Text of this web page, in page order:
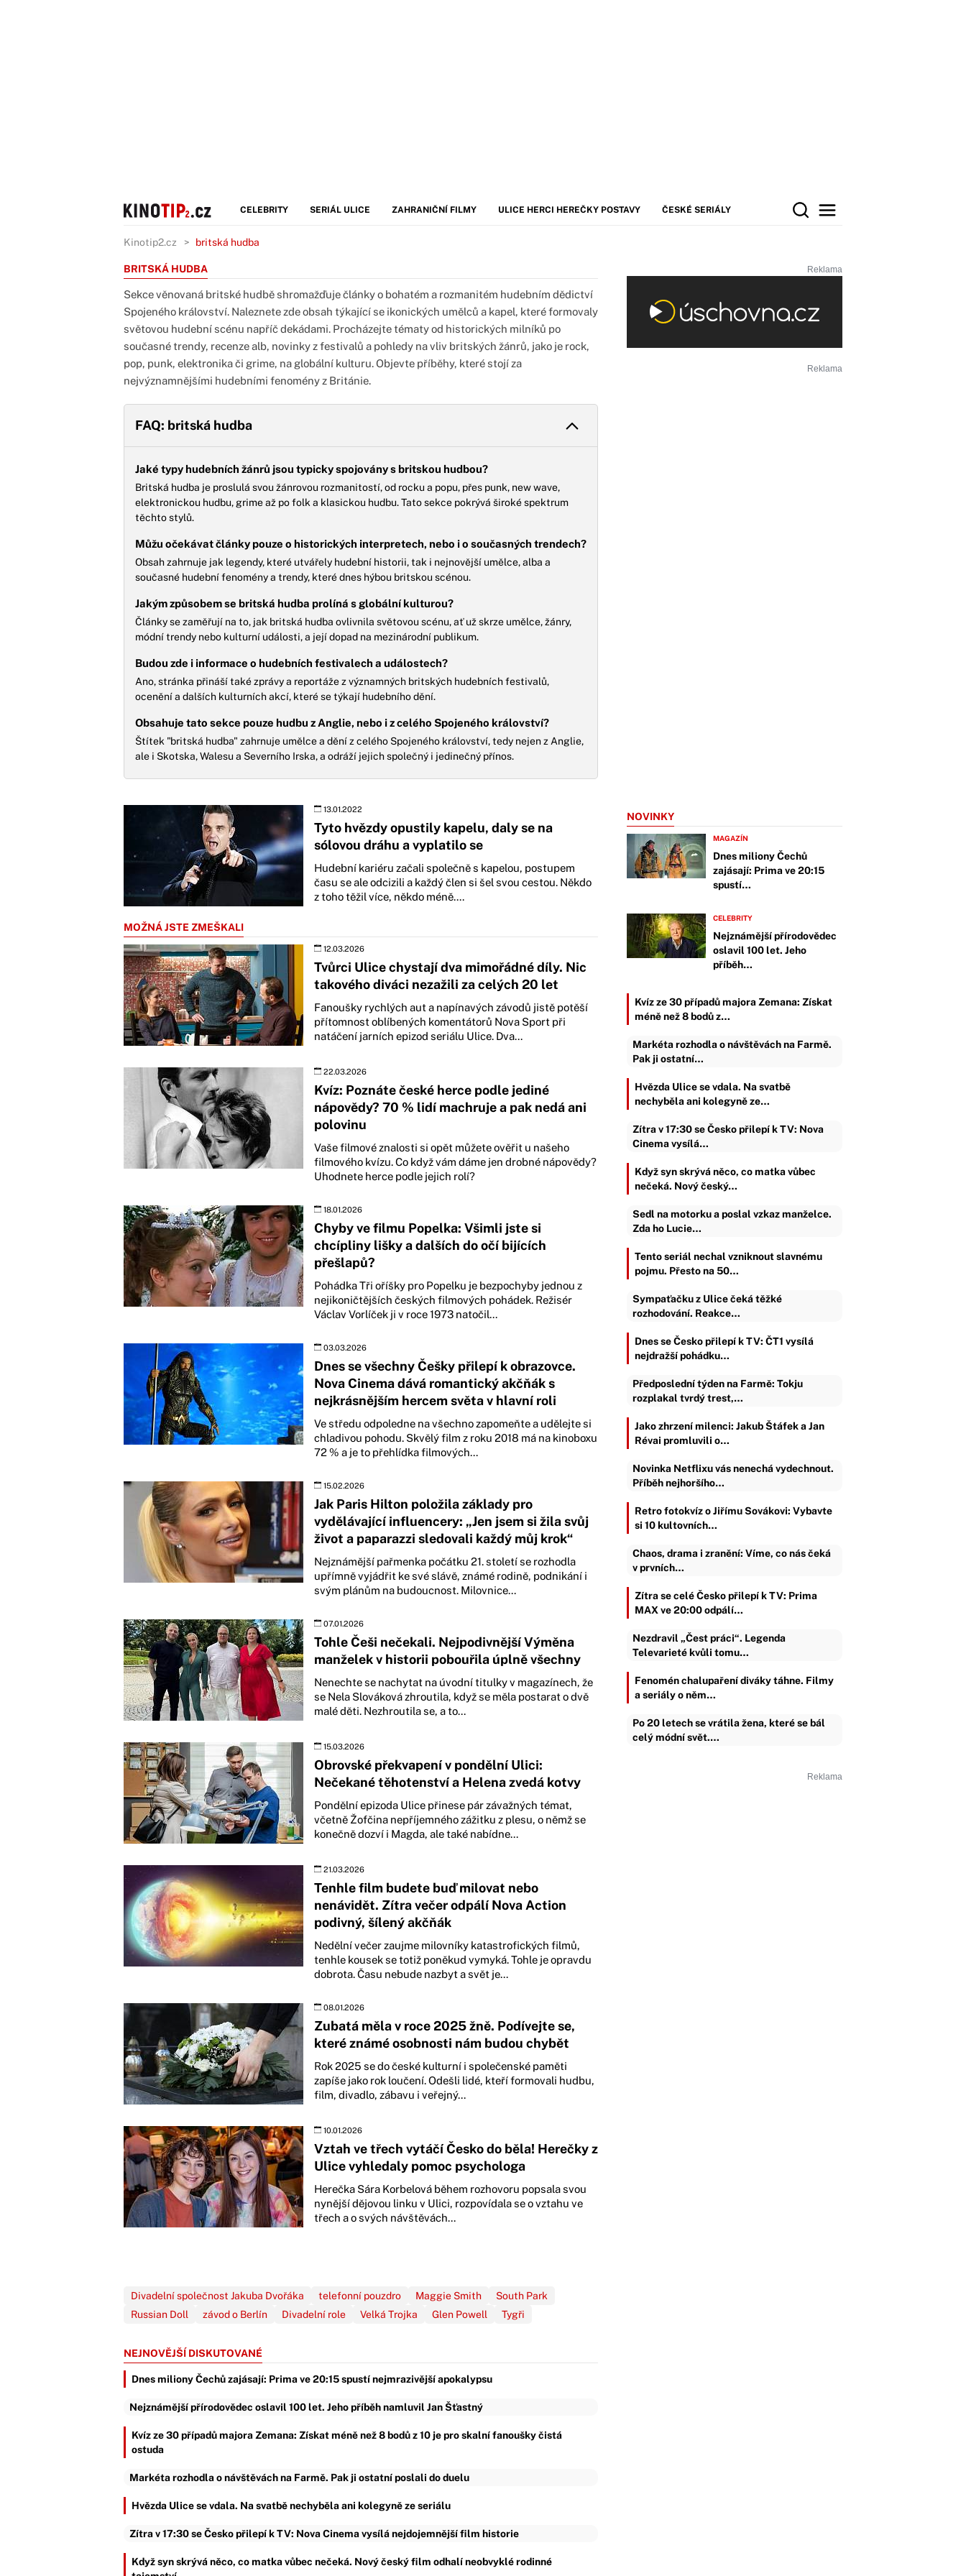
CELEBRITY SERIÁL ULICE ZAHRANIČNÍ FILMY ULICE HERCI HEREČKY POSTAVY ČESKÉ SERIÁLY
Kinotip2.cz britská hudba
BRITSKÁ HUDBA
Sekce věnovaná britské hudbě shromažďuje články o bohatém a rozmanitém hudebním dědictví
Spojeného království. Naleznete zde obsah týkající se ikonických umělců a kapel, které formovaly
světovou hudební scénu napříč dekádami. Procházejte tématy od historických milníků po
současné trendy, recenze alb, novinky z festivalů a pohledy na vliv britských žánrů, jako je rock,
pop, punk, elektronika či grime, na globální kulturu. Objevte příběhy, které stojí za
nejvýznamnějšími hudebními fenomény z Británie.
FAQ: britská hudba
Jaké typy hudebních žánrů jsou typicky spojovány s britskou hudbou?
Britská hudba je proslulá svou žánrovou rozmanitostí, od rocku a popu, přes punk, new wave,
elektronickou hudbu, grime až po folk a klasickou hudbu. Tato sekce pokrývá široké spektrum
těchto stylů.
Můžu očekávat články pouze o historických interpretech, nebo i o současných trendech?
Obsah zahrnuje jak legendy, které utvářely hudební historii, tak i nejnovější umělce, alba a
současné hudební fenomény a trendy, které dnes hýbou britskou scénou.
Jakým způsobem se britská hudba prolíná s globální kulturou?
Články se zaměřují na to, jak britská hudba ovlivnila světovou scénu, ať už skrze umělce, žánry,
módní trendy nebo kulturní události, a její dopad na mezinárodní publikum.
Budou zde i informace o hudebních festivalech a událostech?
Ano, stránka přináší také zprávy a reportáže z významných britských hudebních festivalů,
ocenění a dalších kulturních akcí, které se týkají hudebního dění.
Obsahuje tato sekce pouze hudbu z Anglie, nebo i z celého Spojeného království?
Štítek "britská hudba" zahrnuje umělce a dění z celého Spojeného království, tedy nejen z Anglie,
ale i Skotska, Walesu a Severního Irska, a odráží jejich společný i jedinečný přínos.
13.01.2022
Tyto hvězdy opustily kapelu, daly se na
sólovou dráhu a vyplatilo se
Hudební kariéru začali společně s kapelou, postupem
času se ale odcizili a každý člen si šel svou cestou. Někdo
z toho těžil více, někdo méně....
MOŽNÁ JSTE ZMEŠKALI
12.03.2026
Tvůrci Ulice chystají dva mimořádné díly. Nic
takového diváci nezažili za celých 20 let
Fanoušky rychlých aut a napínavých závodů jistě potěší
přítomnost oblíbených komentátorů Nova Sport při
natáčení jarních epizod seriálu Ulice. Dva...
22.03.2026
Kvíz: Poznáte české herce podle jediné
nápovědy? 70 % lidí machruje a pak nedá ani
polovinu
Vaše filmové znalosti si opět můžete ověřit u našeho
filmového kvízu. Co když vám dáme jen drobné nápovědy?
Uhodnete herce podle jejich rolí?
18.01.2026
Chyby ve filmu Popelka: Všimli jste si
chcípliny lišky a dalších do očí bijících
přešlapů?
Pohádka Tři oříšky pro Popelku je bezpochyby jednou z
nejikoničtějších českých filmových pohádek. Režisér
Václav Vorlíček ji v roce 1973 natočil...
03.03.2026
Dnes se všechny Češky přilepí k obrazovce.
Nova Cinema dává romantický akčňák s
nejkrásnějším hercem světa v hlavní roli
Ve středu odpoledne na všechno zapomeňte a udělejte si
chladivou pohodu. Skvělý film z roku 2018 má na kinoboxu
72 % a je to přehlídka filmových...
15.02.2026
Jak Paris Hilton položila základy pro
vydělávající influencery: „Jen jsem si žila svůj
život a paparazzi sledovali každý můj krok“
Nejznámější pařmenka počátku 21. století se rozhodla
upřímně vyjádřit ke své slávě, známé rodině, podnikání i
svým plánům na budoucnost. Milovnice...
07.01.2026
Tohle Češi nečekali. Nejpodivnější Výměna
manželek v historii pobouřila úplně všechny
Nenechte se nachytat na úvodní titulky v magazínech, že
se Nela Slováková zhroutila, když se měla postarat o dvě
malé děti. Nezhroutila se, a to...
15.03.2026
Obrovské překvapení v pondělní Ulici:
Nečekané těhotenství a Helena zvedá kotvy
Pondělní epizoda Ulice přinese pár závažných témat,
včetně Žofčina nepříjemného zážitku z plesu, o němž se
konečně dozví i Magda, ale také nabídne...
21.03.2026
Tenhle film budete buď milovat nebo
nenávidět. Zítra večer odpálí Nova Action
podivný, šílený akčňák
Nedělní večer zaujme milovníky katastrofických filmů,
tenhle kousek se totiž poněkud vymyká. Tohle je opravdu
dobrota. Času nebude nazbyt a svět je...
08.01.2026
Zubatá měla v roce 2025 žně. Podívejte se,
které známé osobnosti nám budou chybět
Rok 2025 se do české kulturní i společenské paměti
zapíše jako rok loučení. Odešli lidé, kteří formovali hudbu,
film, divadlo, zábavu i veřejný...
10.01.2026
Vztah ve třech vytáčí Česko do běla! Herečky z
Ulice vyhledaly pomoc psychologa
Herečka Sára Korbelová během rozhovoru popsala svou
nynější dějovou linku v Ulici, rozpovídala se o vztahu ve
třech a o svých návštěvách...
Divadelní společnost Jakuba Dvořáka telefonní pouzdro Maggie Smith
South Park
Russian Doll
závod o Berlín Divadelní role Velká Trojka Glen Powell Tygři
NEJNOVĚJŠÍ DISKUTOVANÉ
Dnes miliony Čechů zajásají: Prima ve 20:15 spustí nejmrazivější apokalypsu
Nejznámější přírodovědec oslavil 100 let. Jeho příběh namluvil Jan Šťastný
Kvíz ze 30 případů majora Zemana: Získat méně než 8 bodů z 10 je pro skalní fanoušky čistá
ostuda
Markéta rozhodla o návštěvách na Farmě. Pak ji ostatní poslali do duelu
Hvězda Ulice se vdala. Na svatbě nechyběla ani kolegyně ze seriálu
Zítra v 17:30 se Česko přilepí k TV: Nova Cinema vysílá nejdojemnější film historie
Když syn skrývá něco, co matka vůbec nečeká. Nový český film odhalí neobvyklé rodinné
NOVINKY
MAGAZÍN
Dnes miliony Čechů
zajásají: Prima ve 20:15
spustí…
CELEBRITY
Nejznámější přírodovědec
oslavil 100 let. Jeho
příběh…
Kvíz ze 30 případů majora Zemana: Získat
méně než 8 bodů z…
Markéta rozhodla o návštěvách na Farmě.
Pak ji ostatní…
Hvězda Ulice se vdala. Na svatbě
nechyběla ani kolegyně ze…
Zítra v 17:30 se Česko přilepí k TV: Nova
Cinema vysílá…
Když syn skrývá něco, co matka vůbec
nečeká. Nový český…
Sedl na motorku a poslal vzkaz manželce.
Zda ho Lucie…
Tento seriál nechal vzniknout slavnému
pojmu. Přesto na 50…
Sympaťačku z Ulice čeká těžké
rozhodování. Reakce…
Dnes se Česko přilepí k TV: ČT1 vysílá
nejdražší pohádku…
Předposlední týden na Farmě: Tokju
rozplakal tvrdý trest,…
Jako zhrzení milenci: Jakub Štáfek a Jan
Révai promluvili o…
Novinka Netflixu vás nenechá vydechnout.
Příběh nejhoršího…
Retro fotokvíz o Jiřímu Sovákovi: Vybavte
si 10 kultovních…
Chaos, drama i zranění: Víme, co nás čeká
v prvních…
Zítra se celé Česko přilepí k TV: Prima
MAX ve 20:00 odpálí…
Nezdravil „Čest práci“. Legenda
Televarieté kvůli tomu…
Fenomén chalupaření diváky táhne. Filmy
a seriály o něm…
Po 20 letech se vrátila žena, které se bál
celý módní svět.…